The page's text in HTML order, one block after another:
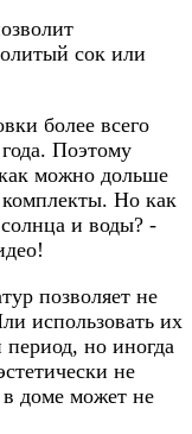
сок или
более всего
Поэтому
можно дольше
Но как
и воды? -
позволяет не
использовать их
но иногда
не
в доме может не